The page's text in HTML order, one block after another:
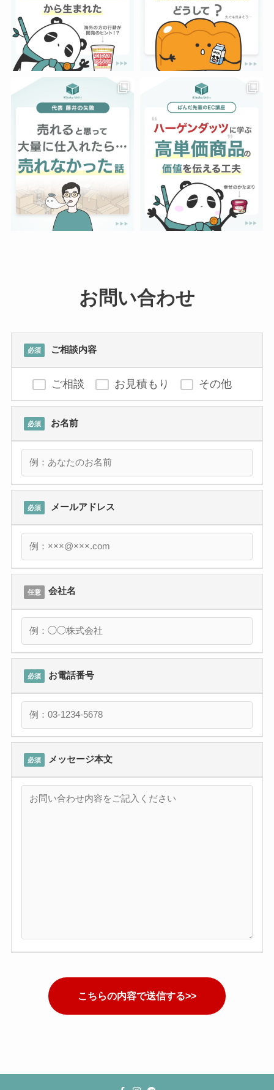
お問い合わせ
必須 ご相談内容
ご相談 お見積もり その他
必須 お名前
必須 メールアドレス
任意 会社名
必須 お電話番号
必須 メッセージ本文